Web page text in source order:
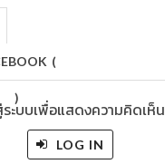
(
)
ระบบเพื่อแสดงความคิดเห็น
LOG IN